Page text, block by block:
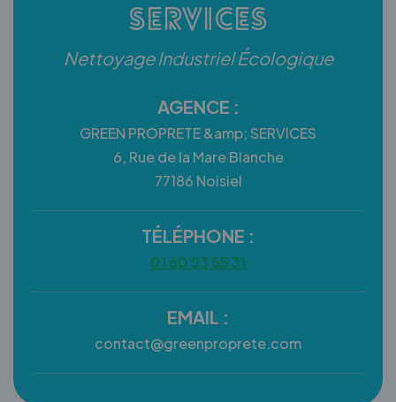
Services
Nettoyage Industriel Écologique
AGENCE :
GREEN PROPRETE &amp; SERVICES
6, Rue de la Mare Blanche
77186 Noisiel
TÉLÉPHONE :
01 60 53 55 31
EMAIL :
contact@greenproprete.com